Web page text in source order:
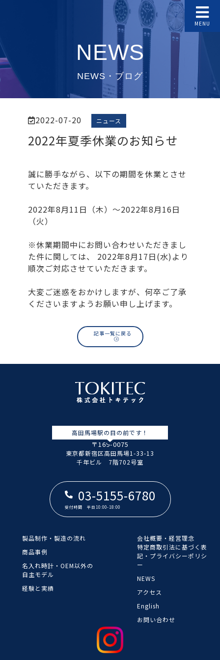
MENU
NEWS
NEWS・ブログ
2022-07-20 ニュース
2022年夏季休業のお知らせ
誠に勝手ながら、以下の期間を休業とさせ
ていただきます。
2022年8月11日（木）～2022年8月16日
（火）
※休業期間中にお問い合わせいただきまし
た件に関しては、 2022年8月17日(水)より
順次ご対応させていただきます。
大変ご迷惑をおかけしますが、何卒ご了承
くださいますようお願い申し上げます。
記事一覧に戻る
高田馬場駅の目の前です！
〒169-0075
東京都新宿区高田馬場1-33-13
​​​​​​​千年ビル 7階702号室
03-5155-6780
受付時間 平日10:00-18:00
製品制作・製造の流れ
商品事例
名入れ時計・OEM以外の
自主モデル
経験と実績
会社概要・経営理念
​​​​​​​特定商取引法に基づく表
記・プライバシーポリシ
ー
NEWS
アクセス
English
お問い合わせ